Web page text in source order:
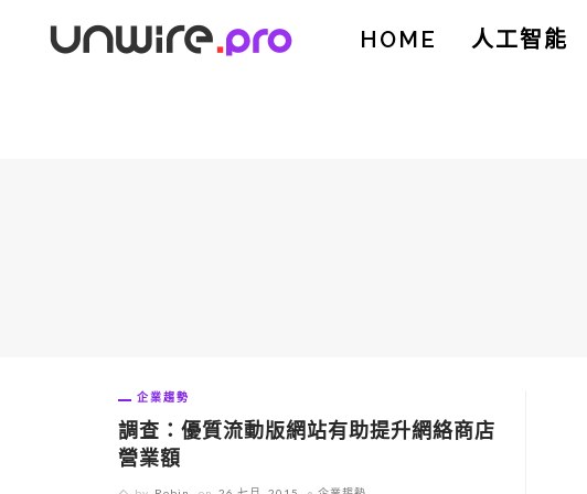
HOME 人工智能
企業趨勢
調查：優質流動版網站有助提升網絡商店
營業額